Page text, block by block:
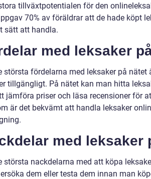
tillväxtpotentialen för den
70% av föräldrar att de hade köpt
sätt att handla.
med leksaker
största fördelarna med leksaker på nätet
tillgängligt. På nätet kan man hitta
jämföra priser och läsa recensioner för
är det bekvämt att handla leksaker
med leksaker
största nackdelarna med att köpa
dem eller testa dem innan man